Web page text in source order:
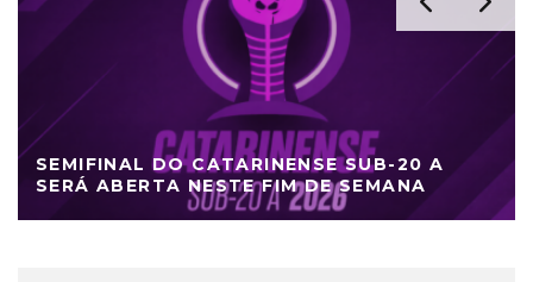
SEMIFINAL DO CATARINENSE SUB-20 A
SERÁ ABERTA NESTE FIM DE SEMANA